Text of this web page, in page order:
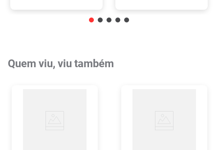
Quem viu, viu também